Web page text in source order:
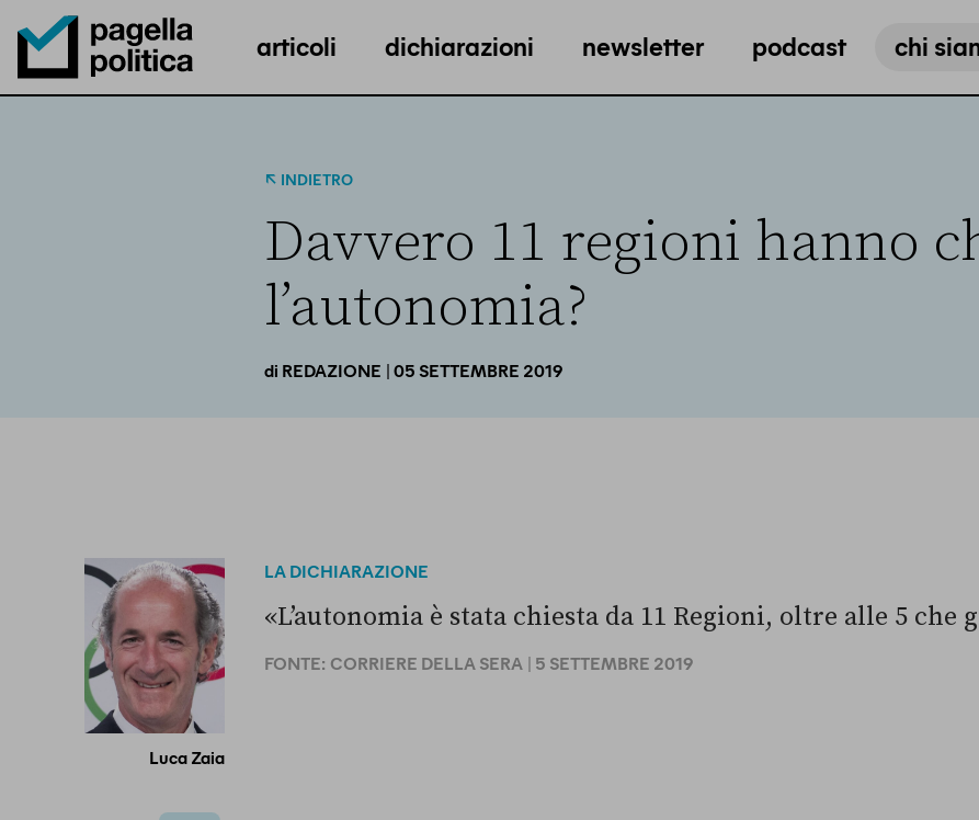
Pagella Politica Logo
articoli dichiarazioni newsletter podcast chi
INDIETRO
Davvero 11 regioni hanno
l’autonomia?
di REDAZIONE | 05 SETTEMBRE 2019
Luca Zaia
LA DICHIARAZIONE
«L’autonomia è stata chiesta da 11 Regioni, oltre alle 5 che
FONTE: CORRIERE DELLA SERA | 5 SETTEMBRE 2019